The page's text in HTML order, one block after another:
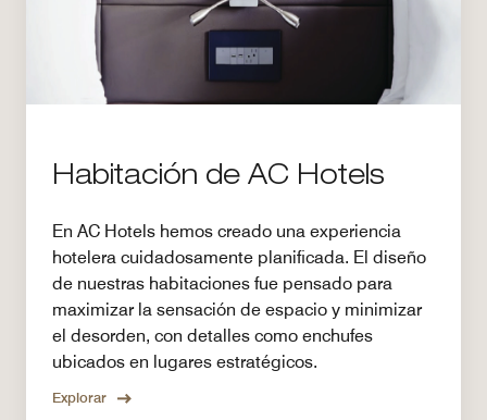
Habitación de AC Hotels
En AC Hotels hemos creado una experiencia
hotelera cuidadosamente planificada. El diseño
de nuestras habitaciones fue pensado para
maximizar la sensación de espacio y minimizar
el desorden, con detalles como enchufes
ubicados en lugares estratégicos.
Explorar